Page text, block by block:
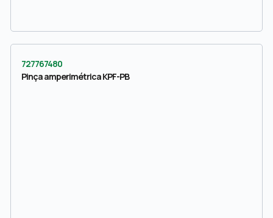
727767480
Pinça amperimétrica KPF-PB